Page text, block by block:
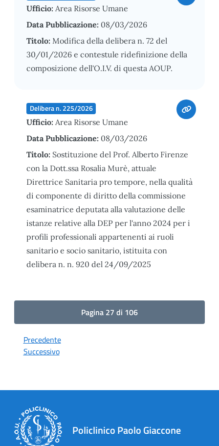
Ufficio: Area Risorse Umane
Data Pubblicazione: 08/03/2026
Titolo: Modifica della delibera n. 72 del
30/01/2026 e contestule ridefinizione della
composizione dell'O.I.V. di questa AOUP.
Delibera n. 225/2026
Ufficio: Area Risorse Umane
Data Pubblicazione: 08/03/2026
Titolo: Sostituzione del Prof. Alberto Firenze
con la Dott.ssa Rosalia Murè, attuale
Direttrice Sanitaria pro tempore, nella qualità
di componente di diritto della commissione
esaminatrice deputata alla valutazione delle
istanze relative alla DEP per l'anno 2024 per i
profili professionali appartenenti ai ruoli
sanitario e socio sanitario, istituita con
delibera n. n. 920 del 24/09/2025
Pagina 27 di 106
Precedente
Successivo
Policlinico Paolo Giaccone